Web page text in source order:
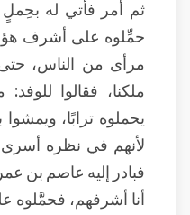
ثم أمر فأتي له
حمِّلوه على أشرف
مرأى من الناس،
ملكنا، فقالوا
يحملوه ترابًا،
لأنهم في نظره أسرى
فبادر إليه عاصم بن
أنا أشرفهم، فحمَّلوه